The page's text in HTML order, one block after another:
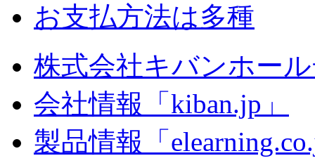
お支払方法は多種
株式会社キバンホー
会社情報「kiban.jp」
製品情報「